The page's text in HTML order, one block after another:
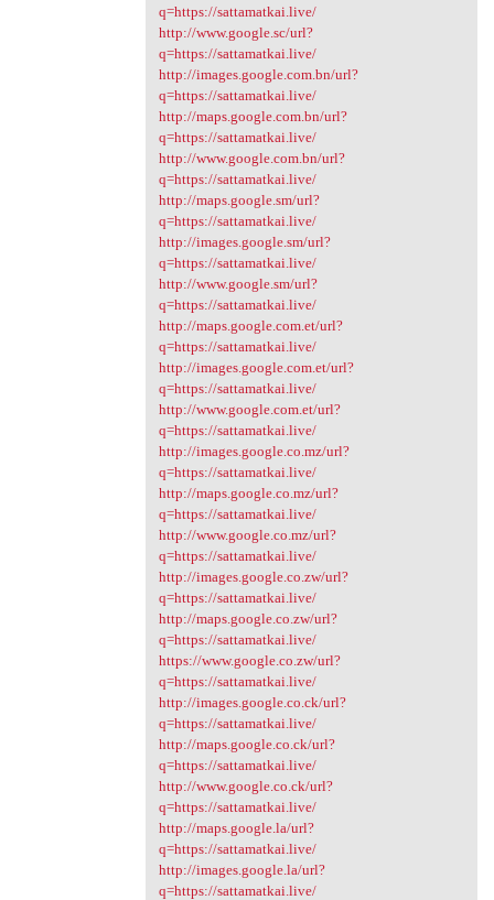
q=https://sattamatkai.live/
http://www.google.sc/url?
q=https://sattamatkai.live/
http://images.google.com.bn/url?
q=https://sattamatkai.live/
http://maps.google.com.bn/url?
q=https://sattamatkai.live/
http://www.google.com.bn/url?
q=https://sattamatkai.live/
http://maps.google.sm/url?
q=https://sattamatkai.live/
http://images.google.sm/url?
q=https://sattamatkai.live/
http://www.google.sm/url?
q=https://sattamatkai.live/
http://maps.google.com.et/url?
q=https://sattamatkai.live/
http://images.google.com.et/url?
q=https://sattamatkai.live/
http://www.google.com.et/url?
q=https://sattamatkai.live/
http://images.google.co.mz/url?
q=https://sattamatkai.live/
http://maps.google.co.mz/url?
q=https://sattamatkai.live/
http://www.google.co.mz/url?
q=https://sattamatkai.live/
http://images.google.co.zw/url?
q=https://sattamatkai.live/
http://maps.google.co.zw/url?
q=https://sattamatkai.live/
https://www.google.co.zw/url?
q=https://sattamatkai.live/
http://images.google.co.ck/url?
q=https://sattamatkai.live/
http://maps.google.co.ck/url?
q=https://sattamatkai.live/
http://www.google.co.ck/url?
q=https://sattamatkai.live/
http://maps.google.la/url?
q=https://sattamatkai.live/
http://images.google.la/url?
q=https://sattamatkai.live/